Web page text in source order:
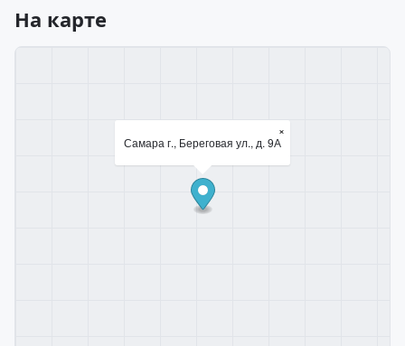
На карте
Самара г., Береговая ул., д. 9А
×